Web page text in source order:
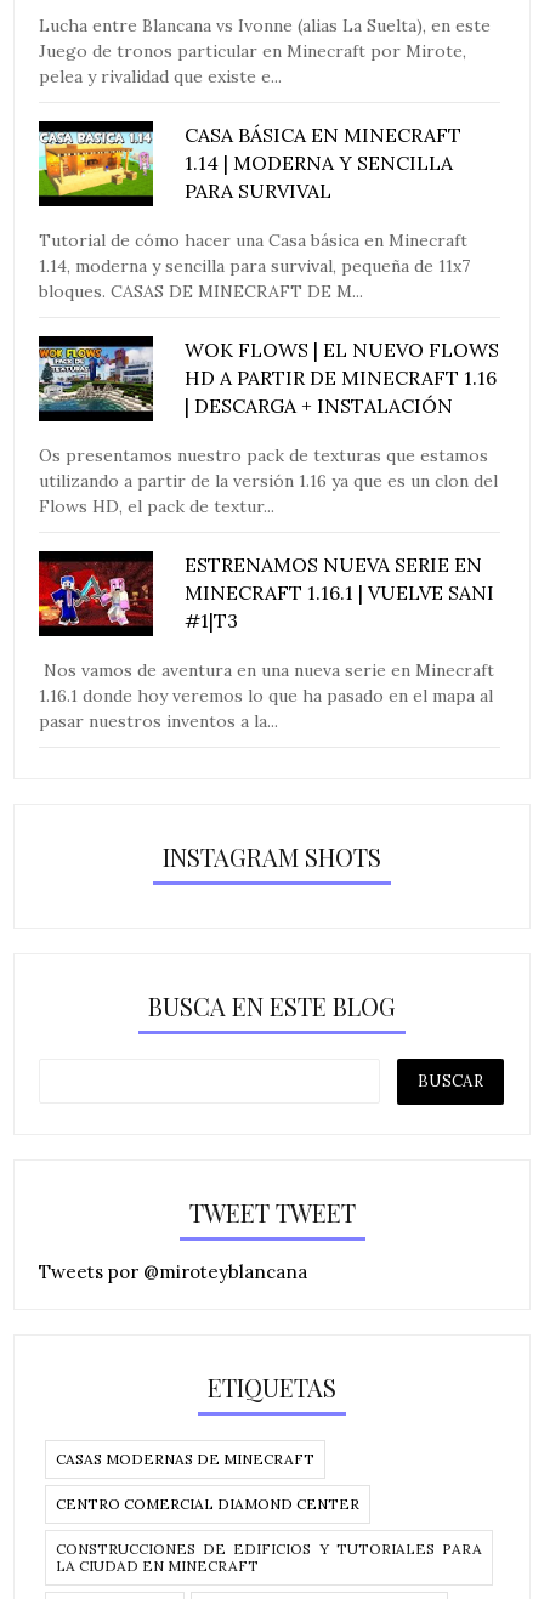
Lucha entre Blancana vs Ivonne (alias La Suelta), en este
Juego de tronos particular en Minecraft por Mirote,
pelea y rivalidad que existe e...
CASA BÁSICA EN MINECRAFT
1.14 | MODERNA Y SENCILLA
PARA SURVIVAL
Tutorial de cómo hacer una Casa básica en Minecraft
1.14, moderna y sencilla para survival, pequeña de 11x7
bloques. CASAS DE MINECRAFT DE M...
WOK FLOWS | EL NUEVO FLOWS
HD A PARTIR DE MINECRAFT 1.16
| DESCARGA + INSTALACIÓN
Os presentamos nuestro pack de texturas que estamos
utilizando a partir de la versión 1.16 ya que es un clon del
Flows HD, el pack de textur...
ESTRENAMOS NUEVA SERIE EN
MINECRAFT 1.16.1 | VUELVE SANI
#1|T3
Nos vamos de aventura en una nueva serie en Minecraft
1.16.1 donde hoy veremos lo que ha pasado en el mapa al
pasar nuestros inventos a la...
INSTAGRAM SHOTS
BUSCA EN ESTE BLOG
TWEET TWEET
Tweets por @miroteyblancana
ETIQUETAS
CASAS MODERNAS DE MINECRAFT
CENTRO COMERCIAL DIAMOND CENTER
CONSTRUCCIONES DE EDIFICIOS Y TUTORIALES PARA
LA CIUDAD EN MINECRAFT